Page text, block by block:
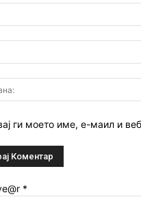
ги моето име, е-маил и
*